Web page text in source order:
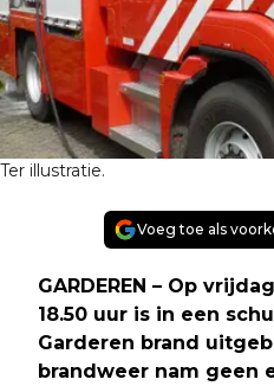
Ter illustratie.
Voeg toe als
GARDEREN – Op
18.50 uur is in een
Garderen brand
brandweer nam geen